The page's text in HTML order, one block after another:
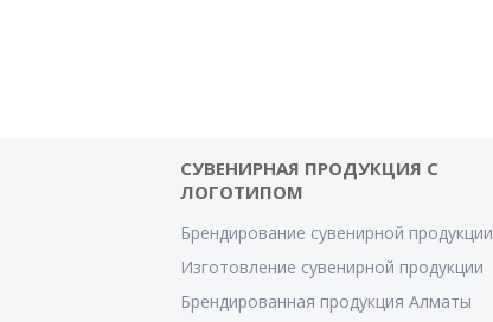
СУВЕНИРНАЯ ПРОДУКЦИЯ С
ЛОГОТИПОМ
Брендирование сувенирной продукции
Изготовление сувенирной продукции
Брендированная продукция Алматы